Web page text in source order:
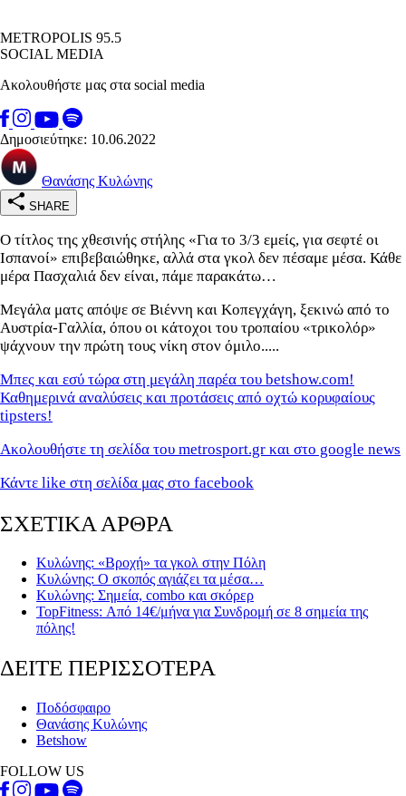
METROPOLIS 95.5
SOCIAL MEDIA
Ακολουθήστε μας στα social media
Δημοσιεύτηκε: 10.06.2022
Θανάσης Κυλώνης
SHARE
Ο τίτλος της χθεσινής στήλης «Για το 3/3 εμείς, για σεφτέ οι
Ισπανοί» επιβεβαιώθηκε, αλλά στα γκολ δεν πέσαμε μέσα. Κάθε
μέρα Πασχαλιά δεν είναι, πάμε παρακάτω…
Μεγάλα ματς απόψε σε Βιέννη και Κοπεγχάγη, ξεκινώ από το
Αυστρία-Γαλλία, όπου οι κάτοχοι του τροπαίου «τρικολόρ»
ψάχνουν την πρώτη τους νίκη στον όμιλο.....
Μπες και εσύ τώρα στη μεγάλη παρέα του betshow.com!
Καθημερινά αναλύσεις και προτάσεις από οχτώ κορυφαίους
tipsters!
Ακολουθήστε τη σελίδα του metrosport.gr και στο google news
Κάντε like στη σελίδα μας στο facebook
ΣΧΕΤΙΚΑ ΑΡΘΡΑ
Κυλώνης: «Βροχή» τα γκολ στην Πόλη
Κυλώνης: Ο σκοπός αγιάζει τα μέσα…
Κυλώνης: Σημεία, combo και σκόρερ
TopFitness: Από 14€/μήνα για Συνδρομή σε 8 σημεία της
πόλης!
ΔΕΙΤΕ ΠΕΡΙΣΣΟΤΕΡΑ
Ποδόσφαιρο
Θανάσης Κυλώνης
Betshow
FOLLOW US